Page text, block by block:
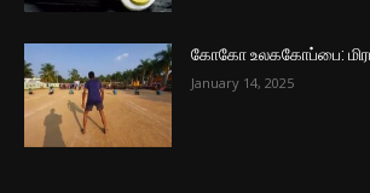
கோகோ உலககோப்பை:
January 14, 2025